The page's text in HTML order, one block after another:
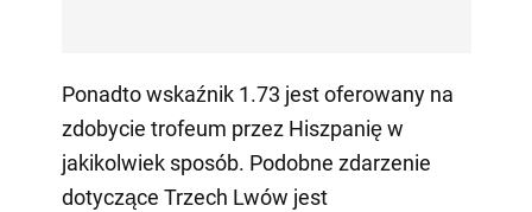
Ponadto wskaźnik 1.73 jest oferowany na
zdobycie trofeum przez Hiszpanię w
jakikolwiek sposób. Podobne zdarzenie
dotyczące Trzech Lwów jest